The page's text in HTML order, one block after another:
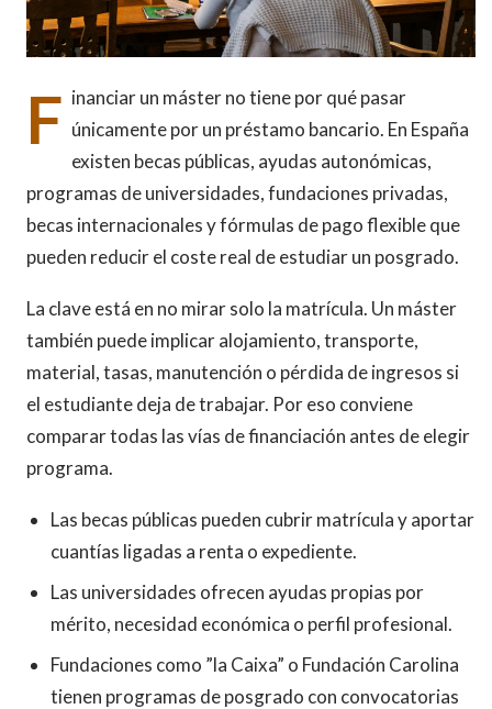
F inanciar un máster no tiene por qué pasar
únicamente por un préstamo bancario. En España
existen becas públicas, ayudas autonómicas,
programas de universidades, fundaciones privadas,
becas internacionales y fórmulas de pago flexible que
pueden reducir el coste real de estudiar un posgrado.
La clave está en no mirar solo la matrícula. Un máster
también puede implicar alojamiento, transporte,
material, tasas, manutención o pérdida de ingresos si
el estudiante deja de trabajar. Por eso conviene
comparar todas las vías de financiación antes de elegir
programa.
Las becas públicas pueden cubrir matrícula y aportar
cuantías ligadas a renta o expediente.
Las universidades ofrecen ayudas propias por
mérito, necesidad económica o perfil profesional.
Fundaciones como ”la Caixa” o Fundación Carolina
tienen programas de posgrado con convocatorias